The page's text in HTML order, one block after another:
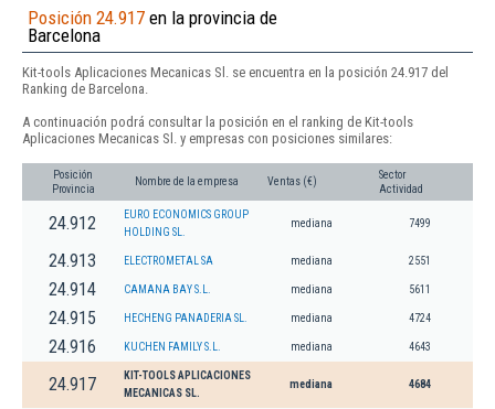
Posición 24.917 en la provincia de
Barcelona
Kit-tools Aplicaciones Mecanicas Sl. se encuentra en la posición 24.917 del
Ranking de Barcelona.
A continuación podrá consultar la posición en el ranking de Kit-tools
Aplicaciones Mecanicas Sl. y empresas con posiciones similares:
Posición
Provincia
Nombre de la empresa Ventas (€)
Sector
Actividad
24.912
EURO ECONOMICS GROUP
HOLDING SL.
mediana 7499
24.913 ELECTROMETAL SA mediana 2551
24.914 CAMANA BAY S.L. mediana 5611
24.915 HECHENG PANADERIA SL. mediana 4724
24.916 KUCHEN FAMILY S.L. mediana 4643
24.917
KIT-TOOLS APLICACIONES
MECANICAS SL.
mediana 4684